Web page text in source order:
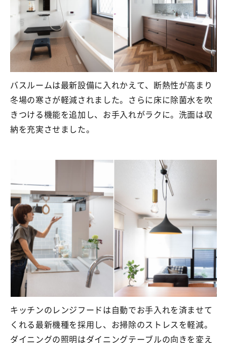
バスルームは最新設備に入れかえて、断熱性が高まり
冬場の寒さが軽減されました。さらに床に除菌水を吹
きつける機能を追加し、お手入れがラクに。洗面は収
納を充実させました。
キッチンのレンジフードは自動でお手入れを済ませて
くれる最新機種を採用し、お掃除のストレスを軽減。
ダイニングの照明はダイニングテーブルの向きを変え